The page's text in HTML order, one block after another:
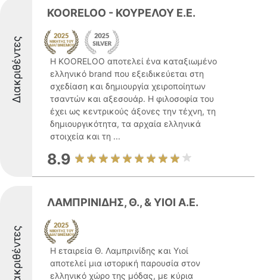
Διακριθέντες
KOORELOO - ΚΟΥΡΕΛΟΥ Ε.Ε.
Η KOORELOO αποτελεί ένα καταξιωμένο
ελληνικό brand που εξειδικεύεται στη
σχεδίαση και δημιουργία χειροποίητων
τσαντών και αξεσουάρ. Η φιλοσοφία του
έχει ως κεντρικούς άξονες την τέχνη, τη
δημιουργικότητα, τα αρχαία ελληνικά
στοιχεία και τη ...
8.9
Διακριθέντες
ΛΑΜΠΡΙΝΙΔΗΣ, Θ., & ΥΙΟΙ Α.Ε.
Η εταιρεία Θ. Λαμπρινίδης και Υιοί
αποτελεί μια ιστορική παρουσία στον
ελληνικό χώρο της μόδας, με κύρια